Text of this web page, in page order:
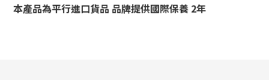
本產品為平行進口貨品 品牌提供國際保養 2年